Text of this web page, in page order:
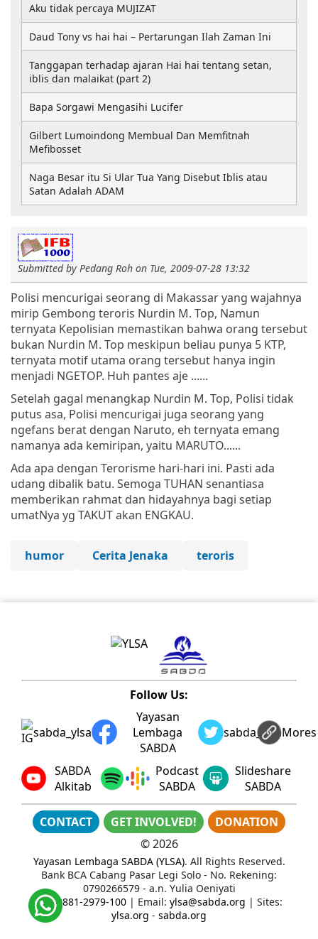
Submitted by Pedang Roh on Tue, 2009-07-28 13:32
Polisi mencurigai seorang di Makassar yang wajahnya
mirip Gembong teroris Nurdin M. Top, Namun
ternyata Kepolisian memastikan bahwa orang tersebut
bukan Nurdin M. Top meskipun beliau punya 5 KTP,
ternyata motif utama orang tersebut hanya ingin
menjadi NGETOP. Huh pantes aje ......
Setelah gagal menangkap Nurdin M. Top, Polisi tidak
putus asa, Polisi mencurigai juga seorang yang
ngefans berat dengan Naruto, eh ternyata emang
namanya ada kemiripan, yaitu MARUTO......
Ada apa dengan Terorisme hari-hari ini. Pasti ada
udang dibalik batu. Semoga TUHAN senantiasa
memberikan rahmat dan hidayahnya bagi setiap
umatNya yg TAKUT akan ENGKAU.
humor Cerita Jenaka teroris
Aku tidak percaya MUJIZAT
Daud Tony vs hai hai – Pertarungan Ilah Zaman Ini
Tanggapan terhadap ajaran Hai hai tentang setan,
iblis dan malaikat (part 2)
Bapa Sorgawi Mengasihi Lucifer
Gilbert Lumoindong Membual Dan Memfitnah
Mefibosset
Naga Besar itu Si Ular Tua Yang Disebut Iblis atau
Satan Adalah ADAM
Follow Us:
sabda_ylsa
Yayasan
Lembaga
SABDA
sabda_ylsaMores
SABDA
Alkitab
Podcast
SABDA
Slideshare
SABDA
CONTACT GET INVOLVED!
DONATION
©2026
Yayasan Lembaga SABDA (YLSA). All Rights Reserved.
Bank BCA Cabang Pasar Legi Solo - No. Rekening:
0790266579 - a.n. Yulia Oeniyati
WA:0881-2979-100| Email: ylsa@sabda.org | Sites:
ylsa.org - sabda.org